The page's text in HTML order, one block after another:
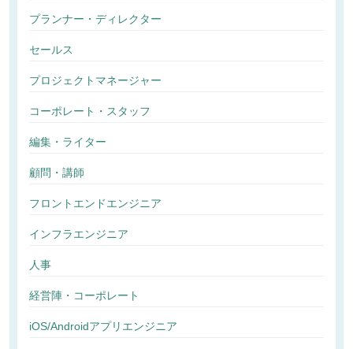
プランナー・ディレクター
セールス
プロジェクトマネージャー
コーポレート・スタッフ
編集・ライター
顧問・講師
フロントエンドエンジニア
インフラエンジニア
人事
経営陣・コーポレート
iOS/Androidアプリエンジニア